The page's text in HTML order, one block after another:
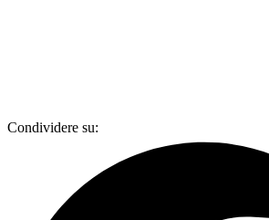
Condividere su: